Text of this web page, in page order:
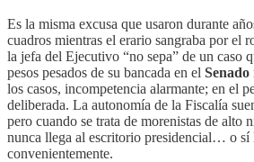
Es la misma excusa que usaron durante
cuadros mientras el erario sangraba por el
la jefa del Ejecutivo “no sepa” de un caso
pesos pesados de su bancada en el Senado
los casos, incompetencia alarmante; en el
deliberada. La autonomía de la Fiscalía
pero cuando se trata de morenistas de alto
nunca llega al escritorio presidencial… o sí
convenientemente.